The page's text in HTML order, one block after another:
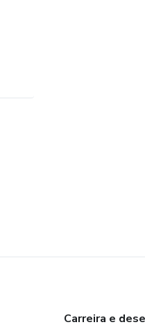
Carreira e